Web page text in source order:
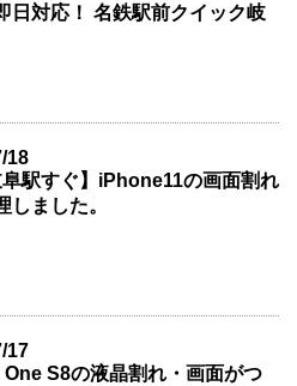
日対応！ 名鉄駅前クイック岐
18
阜駅すぐ】iPhone11の画面割れ
しました。
17
S8の液晶割れ・画面がつ